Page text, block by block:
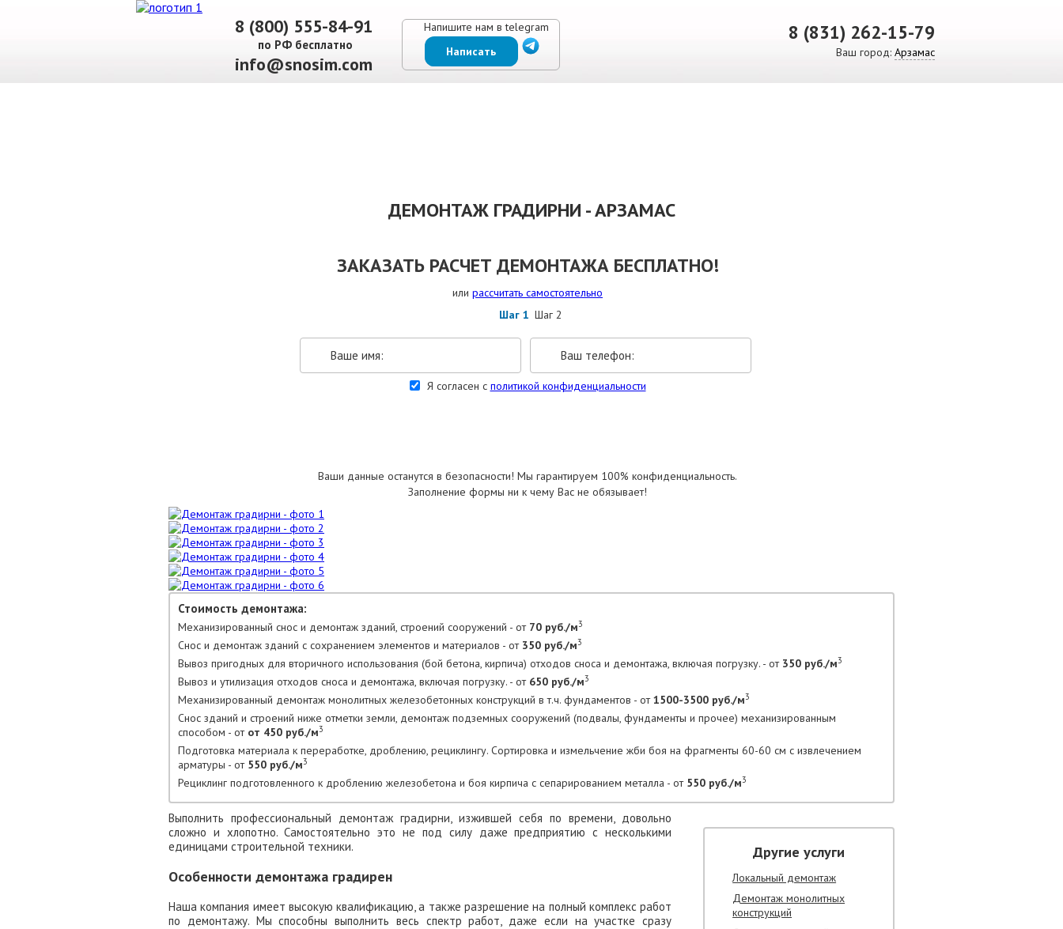
8 (800) 555-84-91
по РФ бесплатно
info@snosim.com
Напишите нам в telegram
Написать
8 (831) 262-15-79
Ваш город: Арзамас
ДЕМОНТАЖ ГРАДИРНИ - АРЗАМАС
ЗАКАЗАТЬ РАСЧЕТ ДЕМОНТАЖА БЕСПЛАТНО!
или рассчитать самостоятельно
Шаг 1 Шаг 2
Я согласен с политикой конфиденциальности
Ваши данные останутся в безопасности! Мы гарантируем 100% конфиденциальность.
Заполнение формы ни к чему Вас не обязывает!
Стоимость демонтажа:
Механизированный снос и демонтаж зданий, строений сооружений - от 70 руб./м3
Снос и демонтаж зданий с сохранением элементов и материалов - от 350 руб./м3
Вывоз пригодных для вторичного использования (бой бетона, кирпича) отходов сноса и демонтажа, включая погрузку. - от 350 руб./м3
Вывоз и утилизация отходов сноса и демонтажа, включая погрузку. - от 650 руб./м3
Механизированный демонтаж монолитных железобетонных конструкций в т.ч. фундаментов - от1500-3500 руб./м3
Снос зданий и строений ниже отметки земли, демонтаж подземных сооружений (подвалы, фундаменты и прочее) механизированным
способом - от от 450 руб./м3
Подготовка материала к переработке, дроблению, рециклингу. Сортировка и измельчение жби боя на фрагменты 60-60 см с извлечением
арматуры - от 550 руб./м3
Рециклинг подготовленного к дроблению железобетона и боя кирпича с сепарированием металла - от 550 руб./м3
Другие услуги
Локальный демонтаж
Демонтаж монолитных
конструкций
Выполнить профессиональный демонтаж градирни, изжившей себя по времени, довольно
сложно и хлопотно. Самостоятельно это не под силу даже предприятию с несколькими
единицами строительной техники.
Особенности демонтажа градирен
Наша компания имеет высокую квалификацию, а также разрешение на полный комплекс работ
по демонтажу. Мы способны выполнить весь спектр работ, даже если на участке сразу